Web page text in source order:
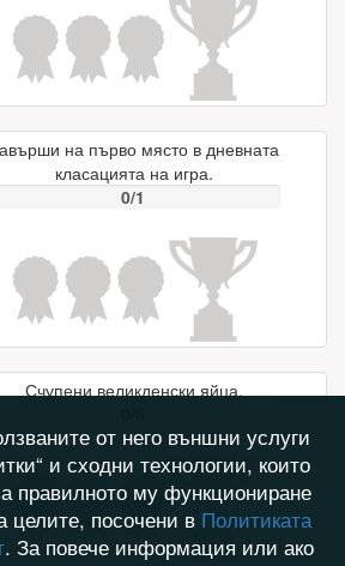
на първо място в дневната
класацията на игра.
0/1
Счупени великденски яйца.
от него външни услуги
и сходни технологии, които
правилното му функциониране
целите, посочени в Политиката
. За повече информация или ако